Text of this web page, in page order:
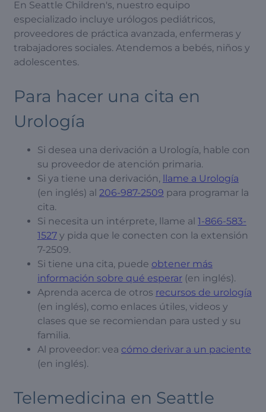
En Seattle Children's, nuestro equipo
especializado incluye urólogos pediátricos,
proveedores de práctica avanzada, enfermeras y
trabajadores sociales. Atendemos a bebés, niños y
adolescentes.
Para hacer una cita en
Urología
Si desea una derivación a Urología, hable con
su proveedor de atención primaria.
Si ya tiene una derivación, llame a Urología
(en inglés) al 206-987-2509 para programar la
cita.
Si necesita un intérprete, llame al 1-866-583-
1527 y pida que le conecten con la extensión
7-2509.
Si tiene una cita, puede obtener más
información sobre qué esperar (en inglés).
Aprenda acerca de otros recursos de urología
(en inglés), como enlaces útiles, videos y
clases que se recomiendan para usted y su
familia.
Al proveedor: vea cómo derivar a un paciente
(en inglés).
Telemedicina en Seattle